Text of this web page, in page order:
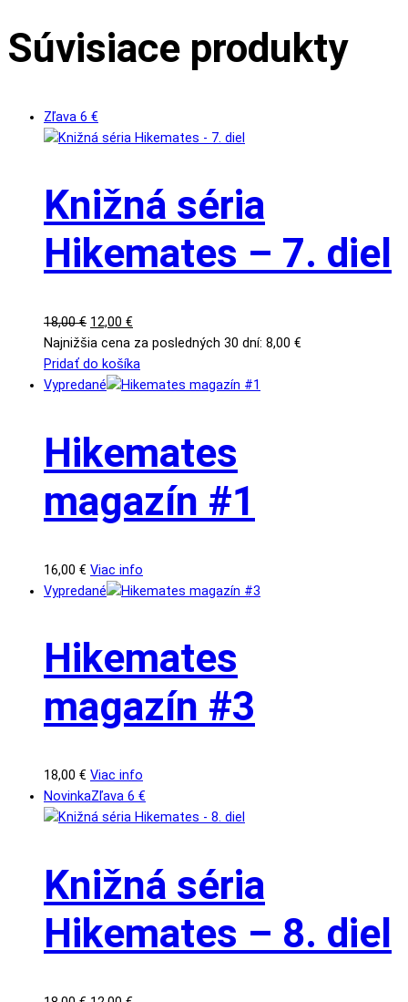
Súvisiace produkty
Zľava 6 €
Knižná séria
Hikemates – 7. diel
18,00€ Pôvodná
cena
bola:
18,00 €.
12,00 €Aktuálna
cena
je:
12,00 €.
Najnižšia cena za posledných 30 dní: 8,00 €
Pridať do košíka
Vypredané
Hikemates
magazín #1
16,00 € Viac info
Vypredané
Hikemates
magazín #3
18,00 € Viac info
NovinkaZľava 6 €
Knižná séria
Hikemates – 8. diel